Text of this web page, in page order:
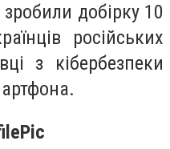
добірку 10
російських
з кібербезпеки